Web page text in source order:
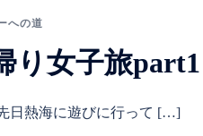
への道
り女子旅part1
日熱海に遊びに行って […]